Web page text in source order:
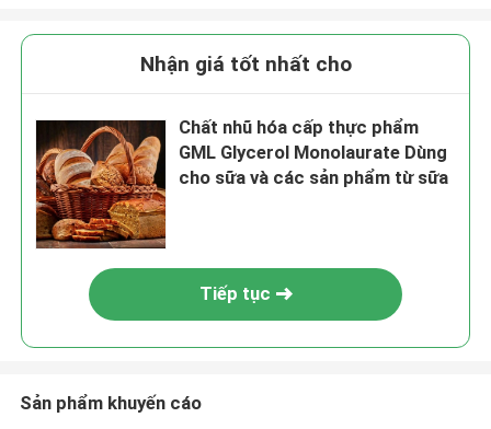
Nhận giá tốt nhất cho
Chất nhũ hóa cấp thực phẩm
GML Glycerol Monolaurate Dùng
cho sữa và các sản phẩm từ sữa
Tiếp tục
Sản phẩm khuyến cáo